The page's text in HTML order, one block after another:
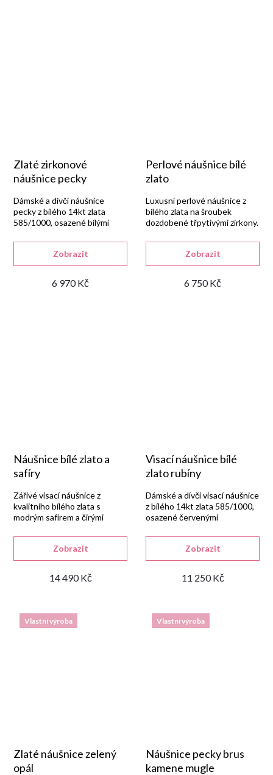
Zlaté zirkonové
náušnice pecky
6 970 Kč
Zobrazit
Dámské a dívčí náušnice
pecky z bílého 14kt zlata
585/1000, osazené bílými
kulatém tvaru se šroubkovým
Perlové náušnice bílé
zlato
6 750 Kč
Zobrazit
Luxusní perlové náušnice z
bílého zlata na šroubek
dozdobené třpytivými zirkony.
Náušnice bílé zlato a
safíry
14 490 Kč
Zobrazit
Zářivé visací náušnice z
kvalitního bílého zlata s
modrým safírem a čirými
Visací náušnice bílé
zlato rubíny
11 250 Kč
Zobrazit
Dámské a dívčí visací náušnice
z bílého 14kt zlata 585/1000,
osazené červenými
zirkony se šroubkovým
Vlastní výroba
Zlaté náušnice zelený
opál
Vlastní výroba
Náušnice pecky brus
kamene mugle